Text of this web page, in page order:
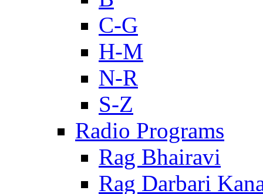
C-G
H-M
N-R
S-Z
Radio Programs
Rag Bhairavi
Rag Darbari